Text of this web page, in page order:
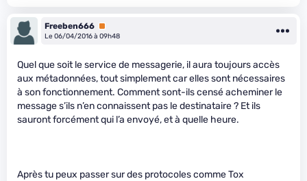
Freeben666 Premium
Le 06/04/2016 à 09h48
Quel que soit le service de messagerie, il aura toujours accès
aux métadonnées, tout simplement car elles sont nécessaires
à son fonctionnement. Comment sont-ils censé acheminer le
message s’ils n’en connaissent pas le destinataire ? Et ils
sauront forcément qui l’a envoyé, et à quelle heure.
Après tu peux passer sur des protocoles comme Tox